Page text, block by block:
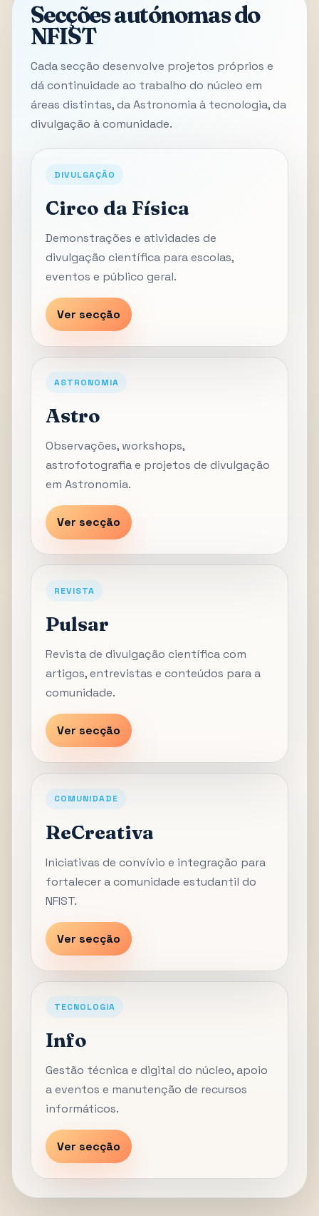
Secções autónomas do
NFIST
Cada secção desenvolve projetos próprios e
dá continuidade ao trabalho do núcleo em
áreas distintas, da Astronomia à tecnologia, da
divulgação à comunidade.
DIVULGAÇÃO
Circo da Física
Demonstrações e atividades de
divulgação científica para escolas,
eventos e público geral.
Ver secção
ASTRONOMIA
Astro
Observações, workshops,
astrofotografia e projetos de divulgação
em Astronomia.
Ver secção
REVISTA
Pulsar
Revista de divulgação científica com
artigos, entrevistas e conteúdos para a
comunidade.
Ver secção
COMUNIDADE
ReCreativa
Iniciativas de convívio e integração para
fortalecer a comunidade estudantil do
NFIST.
Ver secção
TECNOLOGIA
Info
Gestão técnica e digital do núcleo, apoio
a eventos e manutenção de recursos
informáticos.
Ver secção